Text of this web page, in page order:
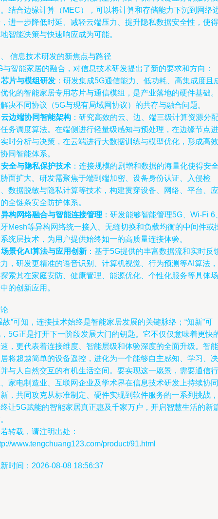
结合边缘计算（MEC），可以将计算和存储能力下沉到网络
进一步降低时延、减轻云端压力、提升隐私数据安全性，使得
智能决策与快速响应成为可能。
信息技术研发的新焦点与路径
与智能家居的融合，对信息技术研发提出了新的要求和方向：
芯片与模组研发 ：研发集成5G通信能力、低功耗、高集成度且
化的智能家居专用芯片与通信模组，是产业落地的硬件基础。
决不同协议（5G与现有局域网协议）的共存与融合问题。
云边端协同智能架构 ：研究高效的云、边、端三级计算资源分
务调度算法。在端侧进行轻量级感知与预处理，在边缘节点进
时分析与决策，在云端进行大数据训练与模型优化，形成高效
同智能体系。
安全与隐私保护技术 ：连接规模的剧增和数据的海量化使得安
面扩大。研发需聚焦于端到端加密、设备身份认证、入侵检
数据脱敏与隐私计算等技术，构建贯穿设备、网络、平台、应
全链条安全防护体系。
异构网络融合与智能连接管理 ：研发能够智能管理5G、Wi-Fi 6
Mesh等异构网络统一接入、无缝切换和负载均衡的中间件或
统层技术，为用户提供始终如一的高质量连接体验。
场景化AI算法与应用创新 ：基于5G提供的丰富数据流和实时反
，研发更精准的语音识别、计算机视觉、行为预测等AI算法，
索其在家庭安防、健康管理、能源优化、个性化服务等具体场
的创新应用。
故”可知，连接技术始终是智能家居发展的关键脉络；“知新”可
5G正是打开下一阶段发展大门的钥匙。它不仅仅意味着更快
，更代表着连接维度、智能层级和体验深度的全面升级。智能
将超越简单的设备遥控，进化为一个能够自主感知、学习、决
与人自然交互的有机生活空间。要实现这一愿景，需要通信行
家电制造业、互联网企业及学术界在信息技术研发上持续协同
，共同攻克从标准制定、硬件实现到软件服务的一系列挑战，
让5G赋能的智能家居真正惠及千家万户，开启智慧生活的新
转载，请注明出处：
www.tengchuang123.com/product/91.html
时间：2026-08-08 18:56:37